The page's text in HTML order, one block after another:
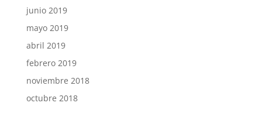
junio 2019
mayo 2019
abril 2019
febrero 2019
noviembre 2018
octubre 2018